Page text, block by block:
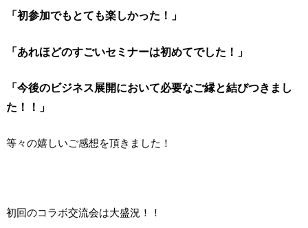
「初参加でもとても楽しかった！」
「あれほどのすごいセミナーは初めてでした！」
「今後のビジネス展開において必要なご縁と結びつきまし
た！！」
等々の嬉しいご感想を頂きました！
初回のコラボ交流会は大盛況！！